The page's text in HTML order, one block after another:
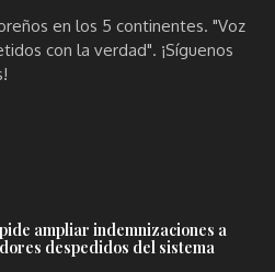
en los 5 continentes. "Voz
con la verdad". ¡Síguenos
ampliar indemnizaciones a
despedidos del sistema